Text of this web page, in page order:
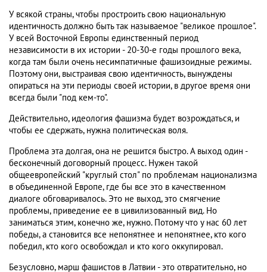
У всякой страны, чтобы простроить свою национальную
идентичность должно быть так называемое "великое прошлое".
У всей Восточной Европы единственный период
независимости в их истории - 20-30-е годы прошлого века,
когда там были очень несимпатичные фашизоидные режимы.
Поэтому они, выстраивая свою идентичность, вынуждены
опираться на эти периоды своей истории, в другое время они
всегда были "под кем-то".
Действительно, идеология фашизма будет возрождаться, и
чтобы ее сдержать, нужна политическая воля.
Проблема эта долгая, она не решится быстро. А выход один -
бесконечный договорный процесс. Нужен такой
общеевропейский "круглый стол" по проблемам национализма
в объединенной Европе, где бы все это в качественном
диалоге обговаривалось. Это не выход, это смягчение
проблемы, приведение ее в цивилизованный вид. Но
заниматься этим, конечно же, нужно. Потому что у нас 60 лет
победы, а становится все непонятнее и непонятнее, кто кого
победил, кто кого освобождал и кто кого оккупировал.
Безусловно, марш фашистов в Латвии - это отвратительно, но